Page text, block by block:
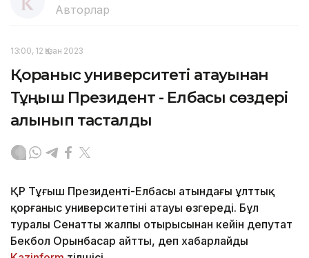
Авторлар
13:00, 12 Қазан 2023
Қорғаныс университеті атауынан
Тұңғыш Президент - Елбасы сөздері
алынып тасталды
ҚР Тұңғыш Президенті-Елбасы атындағы ұлттық
қорғаныс университетінің атауы өзгереді. Бұл
туралы Сенаттың жалпы отырысынан кейін депутат
Бекбол Орынбасар айтты, деп хабарлайды